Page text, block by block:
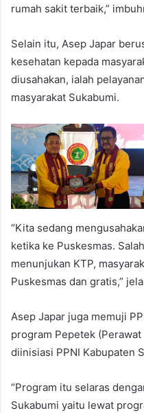
rumah sakit terbaik,”
Selain itu, Asep Japar
kesehatan kepada
diusahakan, ialah
masyarakat Sukabumi.
“Kita sedang
ketika ke Puskesmas.
menunjukan KTP,
Puskesmas dan gratis,”
Asep Japar juga memuji
program Pepetek
diinisiasi PPNI Kabupaten
“Program itu selaras
Sukabumi yaitu lewat